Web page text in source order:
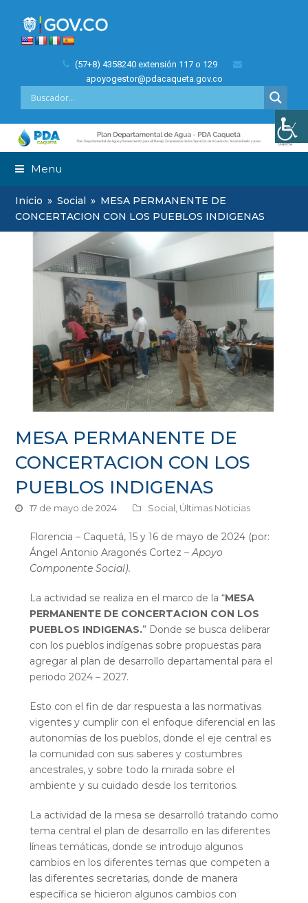
(57+8) 4358240 extensión 117 o 129
apoyogestor@pdacaqueta.gov.co
Menu
Inicio » Social » MESA PERMANENTE DE
CONCERTACION CON LOS PUEBLOS INDIGENAS
MESA PERMANENTE DE
CONCERTACION CON LOS
PUEBLOS INDIGENAS
17 de mayo de 2024 Social Últimas Noticias
Florencia – Caquetá, 15 y 16 de mayo de 2024 (por:
Ángel Antonio Aragonés Cortez – Apoyo
Componente Social).
La actividad se realiza en el marco de la “MESA
PERMANENTE DE CONCERTACION CON LOS
PUEBLOS INDIGENAS.” Donde se busca deliberar
con los pueblos indígenas sobre propuestas para
agregar al plan de desarrollo departamental para el
periodo 2024 – 2027.
Esto con el fin de dar respuesta a las normativas
vigentes y cumplir con el enfoque diferencial en las
autonomías de los pueblos, donde el eje central es
la comunidad con sus saberes y costumbres
ancestrales, y sobre todo la mirada sobre el
ambiente y su cuidado desde los territorios.
La actividad de la mesa se desarrolló tratando como
tema central el plan de desarrollo en las diferentes
líneas temáticas, donde se introdujo algunos
cambios en los diferentes temas que competen a
las diferentes secretarias, donde de manera
específica se hicieron algunos cambios con